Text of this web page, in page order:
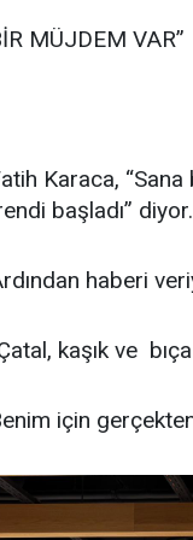
MÜJDEM VAR”
Karaca,
başladı” diyor.
haberi
kaşık ve
için